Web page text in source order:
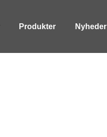
Produkter Nyheder